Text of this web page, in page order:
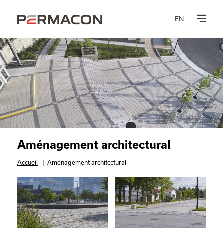
EN
Aménagement architectural
Accueil | Aménagement architectural